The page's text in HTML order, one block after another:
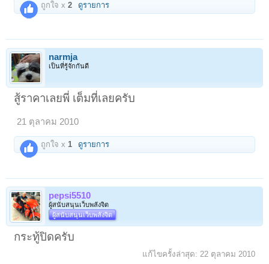
ถูกใจ x2 ดูรายการ
narmja
เป็นที่รู้จักกันดี
สู้ราคาเลยพี่ เต็มที่เลยครับ
21 ตุลาคม 2010
ถูกใจ x 1 ดูรายการ
pepsi5510
ผู้สนับสนุนเว็บพลังจิต
ผู้สนับสนุนเว็บพลังจิต
กระทู้ปิดครับ
แก้ไขครั้งล่าสุด: 22 ตุลาคม 2010